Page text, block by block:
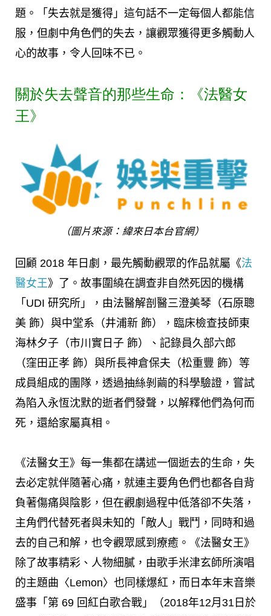
題。「失去就是獲得」這句話不一定每個人都能信
服，但劇中角色們的失去，讓觀眾獲得更多觸動人
心的故事，令人回味不已。
關於失去聲音的那些生命：《法醫女
王》
（圖片來源：緯來日本台官網）
回顧 2018 年日劇，最先觸動觀眾的作品就屬《法
醫女王》了。故事圍繞在調查非自然死因的機構
「UDI 研究所」，由法醫解剖醫三澄美琴（石原聰
美 飾）與中堂系（井浦新 飾），臨床檢查技師東
海林夕子（市川實日子 飾）、記錄員久部六郎
（窪田正孝 飾）與所長神倉保夫（松重豐 飾）等
成員組成的團隊，透過抽絲剝繭的科學驗證，嘗試
為陷入永恆沈默的逝者們發聲，以解釋他們為何而
死，還給家屬真相。
《法醫女王》每一集都在講述一個逝去的生命，失
去必定就伴隨著心痛，就連主要角色們也都各自背
負著傷痛與陰影，但在觀劇過程中低落卻不失落，
主角們代替死者與未知的「敵人」戰鬥，同時和過
去的自己和解，也令觀眾感到療癒。《法醫女王》
除了故事精彩、人物細膩，由歌手米津玄師所演唱
的主題曲〈Lemon〉也同樣爆紅，而日本年末音樂
盛事「第 69 回紅白歌合戰」（2018年12月31日於